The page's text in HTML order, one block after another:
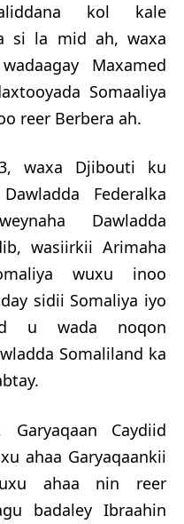
kol kale
si la mid ah, waxa
Maxamed
Somaaliya
reer Berbera ah.
waxa Djibouti ku
Federalka
Dawladda
wasiirkii Arimaha
wuxu inoo
sidii Somaliya iyo
u wada noqon
Somaliland ka
Caydiid
ahaa Garyaqaankii
ahaa nin reer
badaley Ibraahin